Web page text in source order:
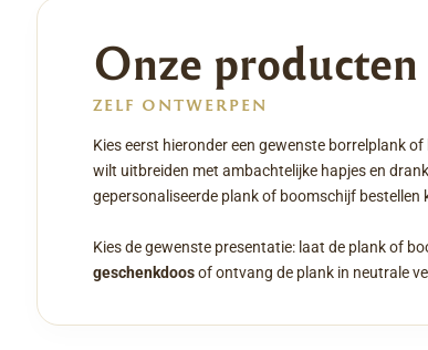
Onze producten
ZELF ONTWERPEN
Kies eerst hieronder een gewenste borrelplank
wilt uitbreiden met ambachtelijke hapjes en
gepersonaliseerde plank of boomschijf bestellen
Kies de gewenste presentatie: laat de plank of
geschenkdoosof ontvang de plank in neutrale